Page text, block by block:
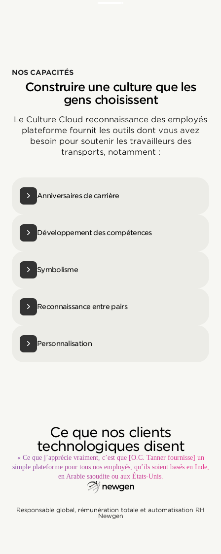
NOS CAPACITÉS
Construire une culture que les
gens choisissent
Le Culture Cloud reconnaissance des employés
plateforme fournit les outils dont vous avez
besoin pour soutenir les travailleurs des
transports, notamment :
Anniversaires de carrière
Développement des compétences
Symbolisme
Reconnaissance entre pairs
Personnalisation
Ce que nos clients
technologiques disent
« Ce que j’apprécie vraiment, c’est que [O.C. Tanner fournisse] un
simple plateforme pour tous nos employés, qu’ils soient basés en Inde,
en Arabie saoudite ou aux États-Unis.
Responsable global, rémunération totale et automatisation RH
Newgen